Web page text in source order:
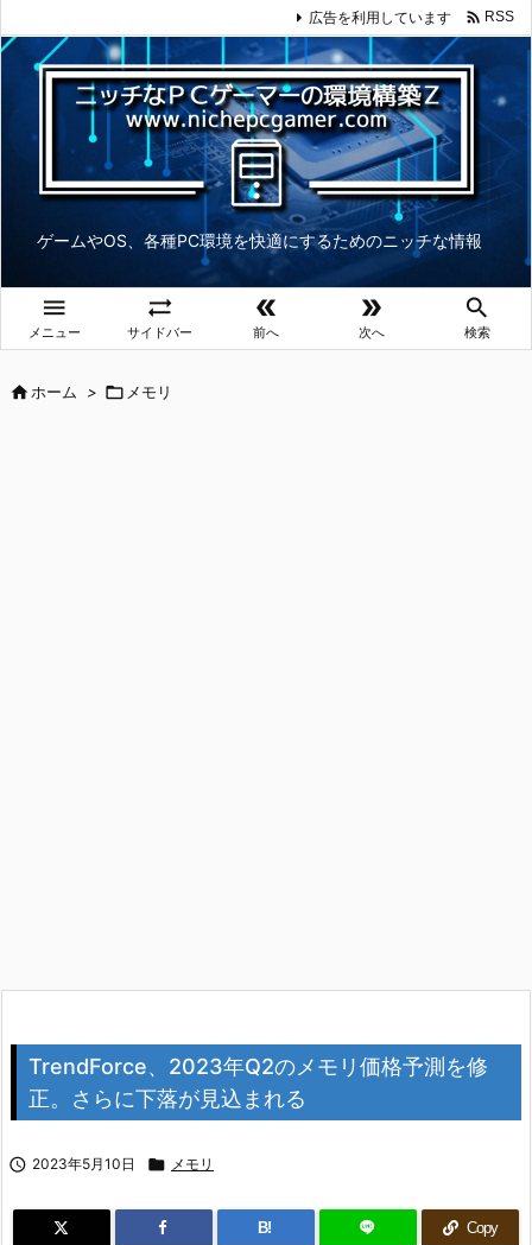
ゲームやOS、各種PC環境を快適にするためのニッチな情報

メニュー

サイドバー

前へ

次へ

検索
広告を利用しています  RSS
ホーム >  メモリ
TrendForce、2023年Q2のメモリ価格予測を修
正。さらに下落が見込まれる
 2023年5月10日  メモリ
B! Copy